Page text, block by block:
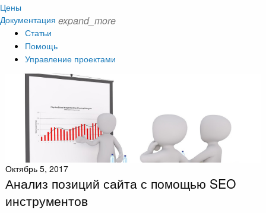
Цены
Документация expand_more
Статьи
Помощь
Управление проектами
Октябрь 5, 2017
Анализ позиций сайта с помощью SEO
инструментов